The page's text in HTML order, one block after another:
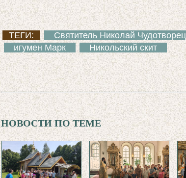
ТЕГИ: Святитель Николай Чудотворец
игумен Марк
Никольский скит
НОВОСТИ ПО ТЕМЕ